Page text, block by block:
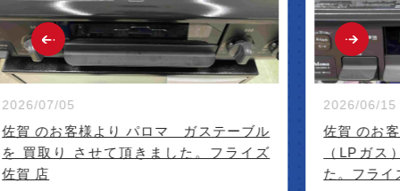
07/05
賀 のお客様より パロマ ガステーブル
買取り させて頂きました。フライズ
賀 店
2026/06/15
佐賀 のお
（LPガス
た。フライ